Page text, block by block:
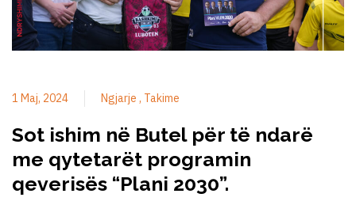
1 Maj, 2024 Ngjarje Takime
Sot ishim në Butel për të ndarë
me qytetarët programin
qeverisës “Plani 2030”.